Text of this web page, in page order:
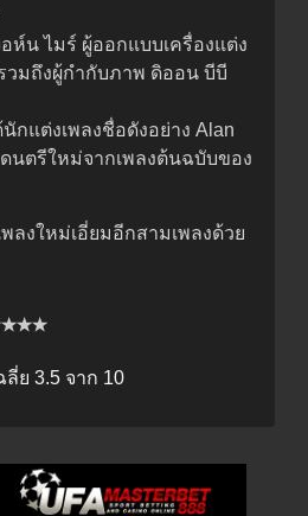
ห์น ไมร์ ผู้ออกแบบเครื่องแต่ง
วมถึงผู้กำกับภาพ ดิออน บีบี
กแต่งเพลงชื่อดังอย่าง Alan
ดนตรีใหม่จากเพลงต้นฉบับของ
ลงใหม่เอี่ยมอีกสามเพลงด้วย
ลี่ย 3.5 จาก 10